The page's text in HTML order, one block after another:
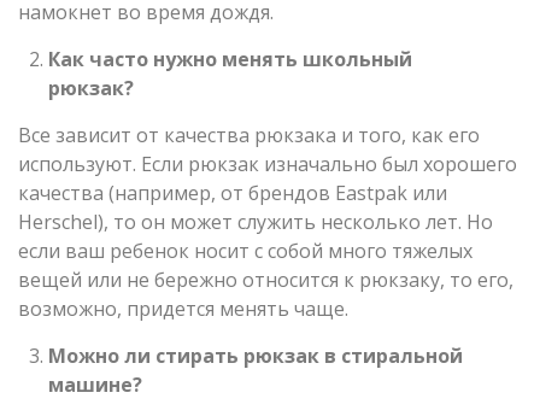
намокнет во время дождя.
Как часто нужно менять школьный
рюкзак?
Все зависит от качества рюкзака и того, как его
используют. Если рюкзак изначально был хорошего
качества (например, от брендов Eastpak или
Herschel), то он может служить несколько лет. Но
если ваш ребенок носит с собой много тяжелых
вещей или не бережно относится к рюкзаку, то его,
возможно, придется менять чаще.
Можно ли стирать рюкзак в стиральной
машине?